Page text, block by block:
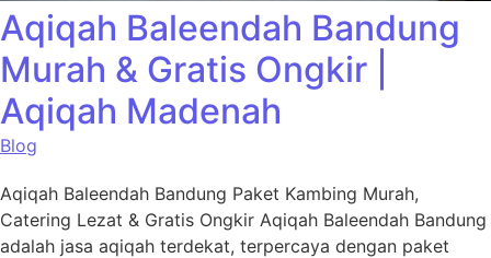
Aqiqah Baleendah Bandung
Murah & Gratis Ongkir |
Aqiqah Madenah
Blog
Aqiqah Baleendah Bandung Paket Kambing Murah,
Catering Lezat & Gratis Ongkir Aqiqah Baleendah Bandung
adalah jasa aqiqah terdekat, terpercaya dengan paket